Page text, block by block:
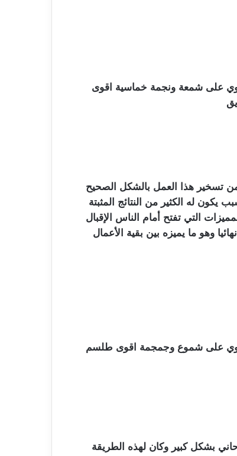
من تسخير هذا العمل بالشكل الصحيح
له الكثير من النتائج المثبتة
التي تفتح أمام الناس الإقبال
وهو ما يميزه بين بقية الأعمال
بشكل كبير وكان لهذه الطريقة